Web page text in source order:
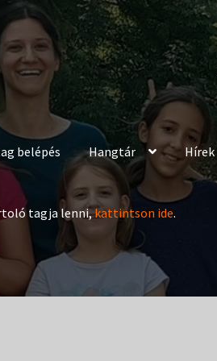
belépés Hangtár Hírek
tagja lenni,kattintson ide.